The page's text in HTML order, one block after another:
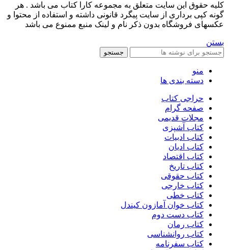
کليه حقوق اين سايت متعلق به مجموعه کارا کتاب می باشد . هر
گونه کپی برداری از سایت پیگرد قانونی داشته و استفاده از محتوا و
عکسهای فروشگاه بدون ذکر نام و لینک منبع ممنوع می باشد
بستن
جستجو
منو
دسته بندی ها
حراجی کتاب
صفحه گرام
مجلات قدیمی
کتاب آشپزی
کتاب ادبیات
کتاب ادیان
کتاب اقتصاد
کتاب تاریخ
کتاب حقوقی
کتاب خارجی
کتاب خطی
کتاب خوان آمازون کیندل
کتاب دست دوم
کتاب رمان
کتاب روانشناسی
کتاب سفرنامه